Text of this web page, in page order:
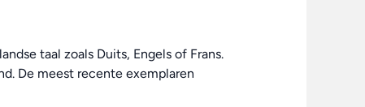
taal zoals Duits, Engels of Frans.
De meest recente exemplaren